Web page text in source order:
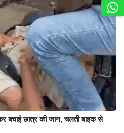
बचाई छात्र की जान, चलती बाइक से